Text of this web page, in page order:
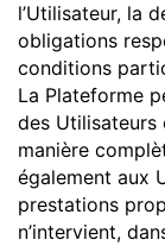
l’Utilisateur, la
obligations
conditions
La Plateforme
des Utilisateurs
manière
également aux
prestations
n’intervient,